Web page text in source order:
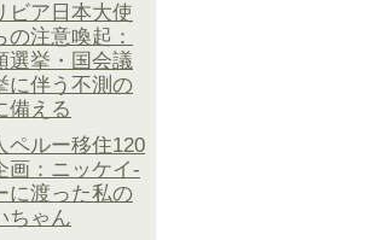
ビア日本大使
の注意喚起：
選挙・国会議
に伴う不測の
備える
ペルー移住120
画：ニッケイ-
に渡った私の
ちゃん